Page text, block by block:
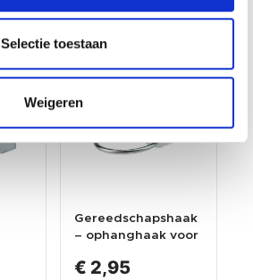
Selectie toestaan
Weigeren
Gereedschapshaak
– ophanghaak voor
boormachine.
€ 2,95